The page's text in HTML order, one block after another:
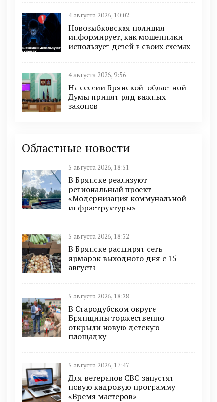
4 августа 2026, 10:02
Новозыбковская полиция
информирует, как мошенники
использует детей в своих схемах
4 августа 2026, 9:56
На сессии Брянской областной
Думы принят ряд важных
законов
Областные новости
5 августа 2026, 18:51
В Брянске реализуют
региональный проект
«Модернизация коммунальной
инфраструктуры»
5 августа 2026, 18:32
В Брянске расширят сеть
ярмарок выходного дня с 15
августа
5 августа 2026, 18:28
В Стародубском округе
Брянщины торжественно
открыли новую детскую
площадку
5 августа 2026, 17:47
Для ветеранов СВО запустят
новую кадровую программу
«Время мастеров»